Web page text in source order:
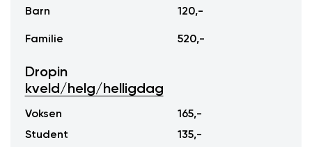
Barn
Familie
Dropin
kveld/helg/helligdag
Voksen
Student
120,-
520,-
165,-
135,-